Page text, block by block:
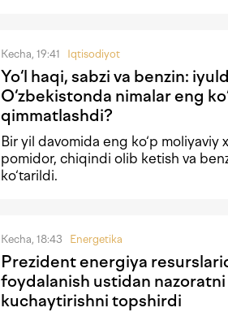
Kecha, 19:41 Iqtisodiyot
Yo‘l haqi, sabzi va benzin:
O‘zbekistonda nimalar eng
qimmatlashdi?
Bir yil davomida eng ko‘p moliyaviy
pomidor, chiqindi olib ketish va
ko‘tarildi.
Kecha, 18:43 Energetika
Prezident energiya
foydalanish ustidan nazoratni
kuchaytirishni topshirdi